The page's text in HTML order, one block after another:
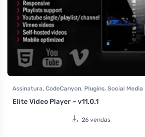
Assinatura, CodeCanyon, Plugins, Social Media
Todos os itens
Elite Video Player – v11.0.1
26 vendas